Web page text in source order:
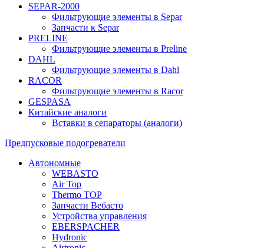
SEPAR-2000
Фильтрующие элементы в Separ
Запчасти к Separ
PRELINE
Фильтрующие элементы в Preline
DAHL
Фильтрующие элементы в Dahl
RACOR
Фильтрующие элементы в Racor
GESPASA
Китайские аналоги
Вставки в сепараторы (аналоги)
Предпусковые подогреватели
Автономные
WEBASTO
Air Top
Thermo TOP
Запчасти Вебасто
Устройства управления
EBERSPACHER
Hydronic